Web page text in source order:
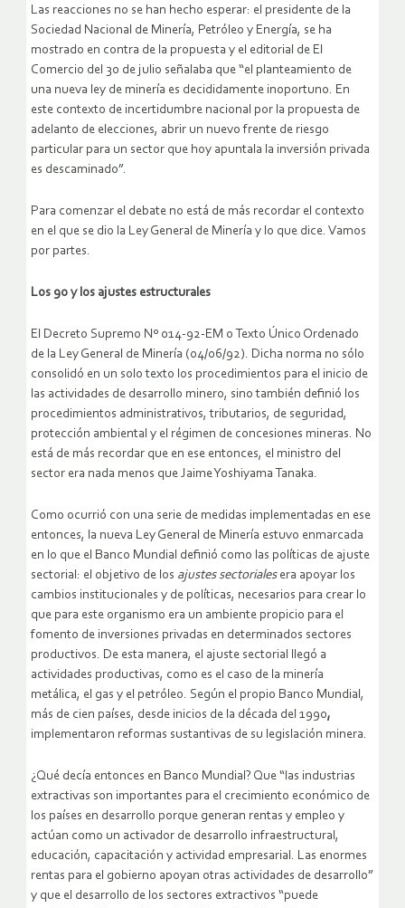
Las reacciones no se han hecho esperar: el presidente de la
Sociedad Nacional de Minería, Petróleo y Energía, se ha
mostrado en contra de la propuesta y el editorial de El
Comercio del 30 de julio señalaba que “el planteamiento de
una nueva ley de minería es decididamente inoportuno. En
este contexto de incertidumbre nacional por la propuesta de
adelanto de elecciones, abrir un nuevo frente de riesgo
particular para un sector que hoy apuntala la inversión privada
es descaminado”.
Para comenzar el debate no está de más recordar el contexto
en el que se dio la Ley General de Minería y lo que dice. Vamos
por partes.
Los 90 y los ajustes estructurales
El Decreto Supremo Nº 014-92-EM o Texto Único Ordenado
de la Ley General de Minería (04/06/92). Dicha norma no sólo
consolidó en un solo texto los procedimientos para el inicio de
las actividades de desarrollo minero, sino también definió los
procedimientos administrativos, tributarios, de seguridad,
protección ambiental y el régimen de concesiones mineras. No
está de más recordar que en ese entonces, el ministro del
sector era nada menos que Jaime Yoshiyama Tanaka.
Como ocurrió con una serie de medidas implementadas en ese
entonces, la nueva Ley General de Minería estuvo enmarcada
en lo que el Banco Mundial definió como las políticas de ajuste
sectorial: el objetivo de los ajustes sectoriales era apoyar los
cambios institucionales y de políticas, necesarios para crear lo
que para este organismo era un ambiente propicio para el
fomento de inversiones privadas en determinados sectores
productivos. De esta manera, el ajuste sectorial llegó a
actividades productivas, como es el caso de la minería
metálica, el gas y el petróleo. Según el propio Banco Mundial,
más de cien países, desde inicios de la década del 1990,
implementaron reformas sustantivas de su legislación minera.
¿Qué decía entonces en Banco Mundial? Que “las industrias
extractivas son importantes para el crecimiento económico de
los países en desarrollo porque generan rentas y empleo y
actúan como un activador de desarrollo infraestructural,
educación, capacitación y actividad empresarial. Las enormes
rentas para el gobierno apoyan otras actividades de desarrollo”
y que el desarrollo de los sectores extractivos “puede